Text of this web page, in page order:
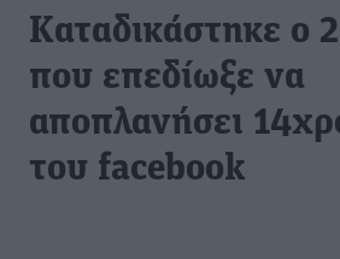
Καταδικάστηκε ο
που επεδίωξε να
αποπλανήσει
του facebook